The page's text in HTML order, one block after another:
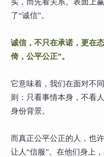
实，而先看关系。表面上
了“诚信”。
诚信，不只在承诺，更在
倚，公平公正”。
它意味着，我们在面对不
则：只看事情本身，不看
身份背景。
而真正公平公正的人，也
让人“信服”。在他们身上